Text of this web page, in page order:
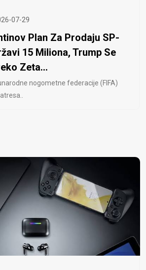
07-29
Plan Za Prodaju SP-
15 Miliona, Trump Se
Zeta...
nogometne federacije (FIFA)